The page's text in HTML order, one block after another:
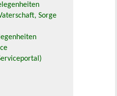
Sorge